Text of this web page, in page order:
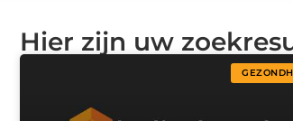
Hier zijn uw